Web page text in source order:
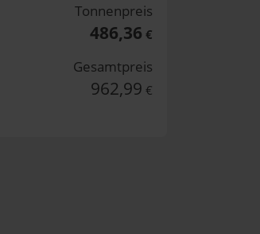
Tonnenpreis
486,36 €
Gesamtpreis
962,99 €